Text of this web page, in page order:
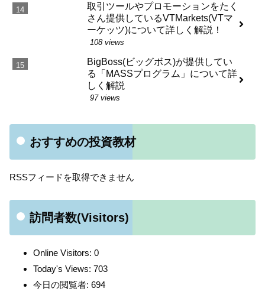
取引ツールやプロモーションをたく
さん提供しているVTMarkets(VTマ
ーケッツ)について詳しく解説！
108 views
BigBoss(ビッグボス)が提供してい
る「MASSプログラム」について詳
しく解説
97 views
おすすめの投資教材
RSSフィードを取得できません
訪問者数(Visitors)
Online Visitors: 0
Today's Views: 703
今日の閲覧者: 694